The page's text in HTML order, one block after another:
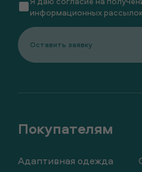
Адаптивная одежда
информационных рассылок
Оставить заявку